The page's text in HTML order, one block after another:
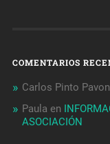
COMENTARIOS
Carlos Pinto Pavon
Paula en
ASOCIACIÓN